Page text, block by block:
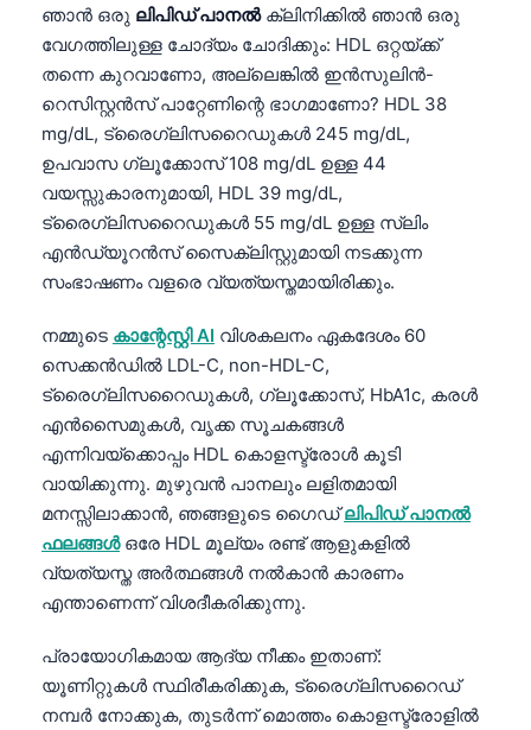
ഞാൻ ഒരു ലിപിഡ് പാനൽക്ലിനിക്കിൽ ഞാൻ ഒരു
വേഗത്തിലുള്ള ചോദ്യം ചോദിക്കും: HDL ഒറ്റയ്ക്ക്
തന്നെ കുറവാണോ, അല്ലെങ്കിൽ ഇൻസുലിൻ-
റെസിസ്റ്റൻസ് പാറ്റേണിന്റെ ഭാഗമാണോ? HDL 38
mg/dL, ട്രൈഗ്ലിസറൈഡുകൾ 245 mg/dL,
ഉപവാസ ഗ്ലൂക്കോസ് 108 mg/dL ഉള്ള 44
വയസ്സുകാരനുമായി, HDL 39 mg/dL,
ട്രൈഗ്ലിസറൈഡുകൾ 55 mg/dL ഉള്ള സ്ലിം
എൻഡ്യൂറൻസ് സൈക്ലിസ്റ്റുമായി നടക്കുന്ന
സംഭാഷണം വളരെ വ്യത്യസ്തമായിരിക്കും.
നമ്മുടെ കാന്റേസ്റ്റി AI വിശകലനം ഏകദേശം 60
സെക്കൻഡിൽ LDL-C, non-HDL-C,
ട്രൈഗ്ലിസറൈഡുകൾ, ഗ്ലൂക്കോസ്, HbA1c, കരൾ
എൻസൈമുകൾ, വൃക്ക സൂചകങ്ങൾ
എന്നിവയ്ക്കൊപ്പം HDL കൊളസ്ട്രോൾ കൂടി
വായിക്കുന്നു. മുഴുവൻ പാനലും ലളിതമായി
മനസ്സിലാക്കാൻ, ഞങ്ങളുടെ ഗൈഡ്ലിപിഡ് പാനൽ
ഫലങ്ങൾഒരേ HDL മൂല്യം രണ്ട് ആളുകളിൽ
വ്യത്യസ്ത അർത്ഥങ്ങൾ നൽകാൻ കാരണം
എന്താണെന്ന് വിശദീകരിക്കുന്നു.
പ്രായോഗികമായ ആദ്യ നീക്കം ഇതാണ്:
യൂണിറ്റുകൾ സ്ഥിരീകരിക്കുക, ട്രൈഗ്ലിസറൈഡ്
നമ്പർ നോക്കുക, തുടർന്ന് മൊത്തം കൊളസ്ട്രോളിൽ